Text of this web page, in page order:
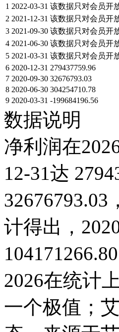
1 2022-03-31 该数据只对会员开
2 2021-12-31 该数据只对会员开
3 2021-09-30 该数据只对会员开
4 2021-06-30 该数据只对会员开
5 2021-03-31 该数据只对会员开
6 2020-12-31 279437759.96
7 2020-09-30 32676793.03
8 2020-06-30 304254710.78
9 2020-03-31 -199684196.56
数据说明
净利润在
12-31达
计得出，
2026在统计
一个极值；